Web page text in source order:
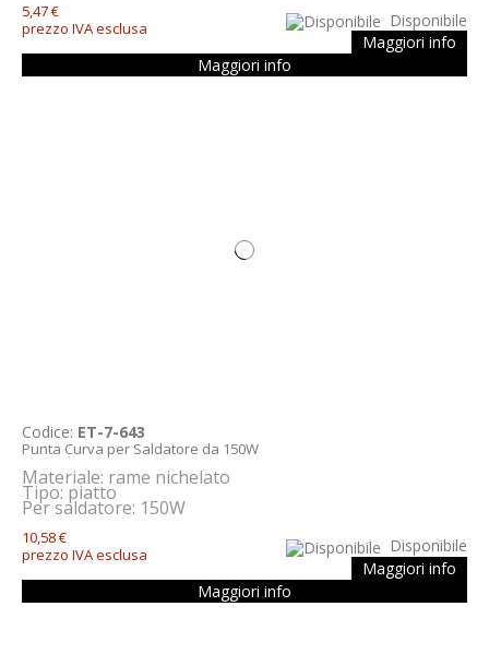
5,47 €
prezzo IVA esclusa
Disponibile
Maggiori info
Maggiori info
Codice: ET-7-643
Punta Curva per Saldatore da 150W
Materiale: rame nichelato
Tipo: piatto
Per saldatore: 150W
10,58 €
prezzo IVA esclusa
Disponibile
Maggiori info
Maggiori info